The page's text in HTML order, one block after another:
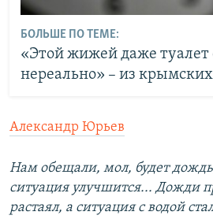
БОЛЬШЕ ПО ТЕМЕ:
«Этой жижей даже туалет
нереально» – из
Александр Юрьев
Нам обещали, мол, будет
ситуация улучшится... Дожди
растаял, а ситуация с водой